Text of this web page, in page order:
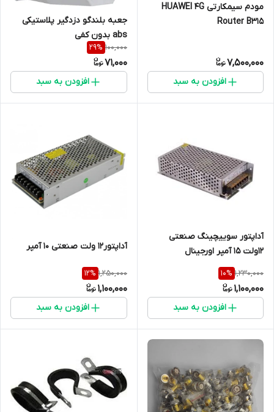
مودم سیمکارتی HUAWEI 4G
Router B315
7,500,000
افزودن به سبد
جعبه بلندگو دزدگیر پلاستیکی
abs بدون کفی
100,000
29%
71,000
افزودن به سبد
آداپتور سوییچینگ صنعتی
12ولت 15 آمپر اورجینال
1,230,000
10%
1,100,000
افزودن به سبد
آداپتور12 ولت صنعتی ۱۰ آمپر
1,250,000
12%
1,100,000
افزودن به سبد